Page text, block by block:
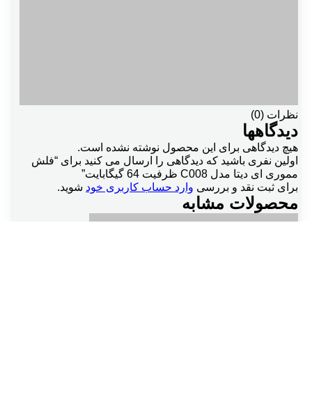
نظرات (0)
دیدگاهها
هیچ دیدگاهی برای این محصول نوشته نشده است.
اولین نفری باشید که دیدگاهی را ارسال می کنید برای “فلش
مموری ای دیتا مدل C008 ظرفیت 64 گیگابایت”
برای ثبت نقد و بررسی وارد حساب کاربری خود شوید.
محصولات مشابه